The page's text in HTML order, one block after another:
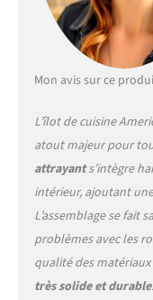
Mon avis sur ce
L’îlot de cuisine
atout majeur pour
attrayants’intègre
intérieur, ajoutant
L’assemblage se fait
problèmes avec les
qualité des
très solide et durable